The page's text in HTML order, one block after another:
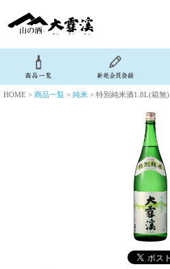
HOME > 商品一覧 > 純米 > 特別純米酒1.8L(箱無)